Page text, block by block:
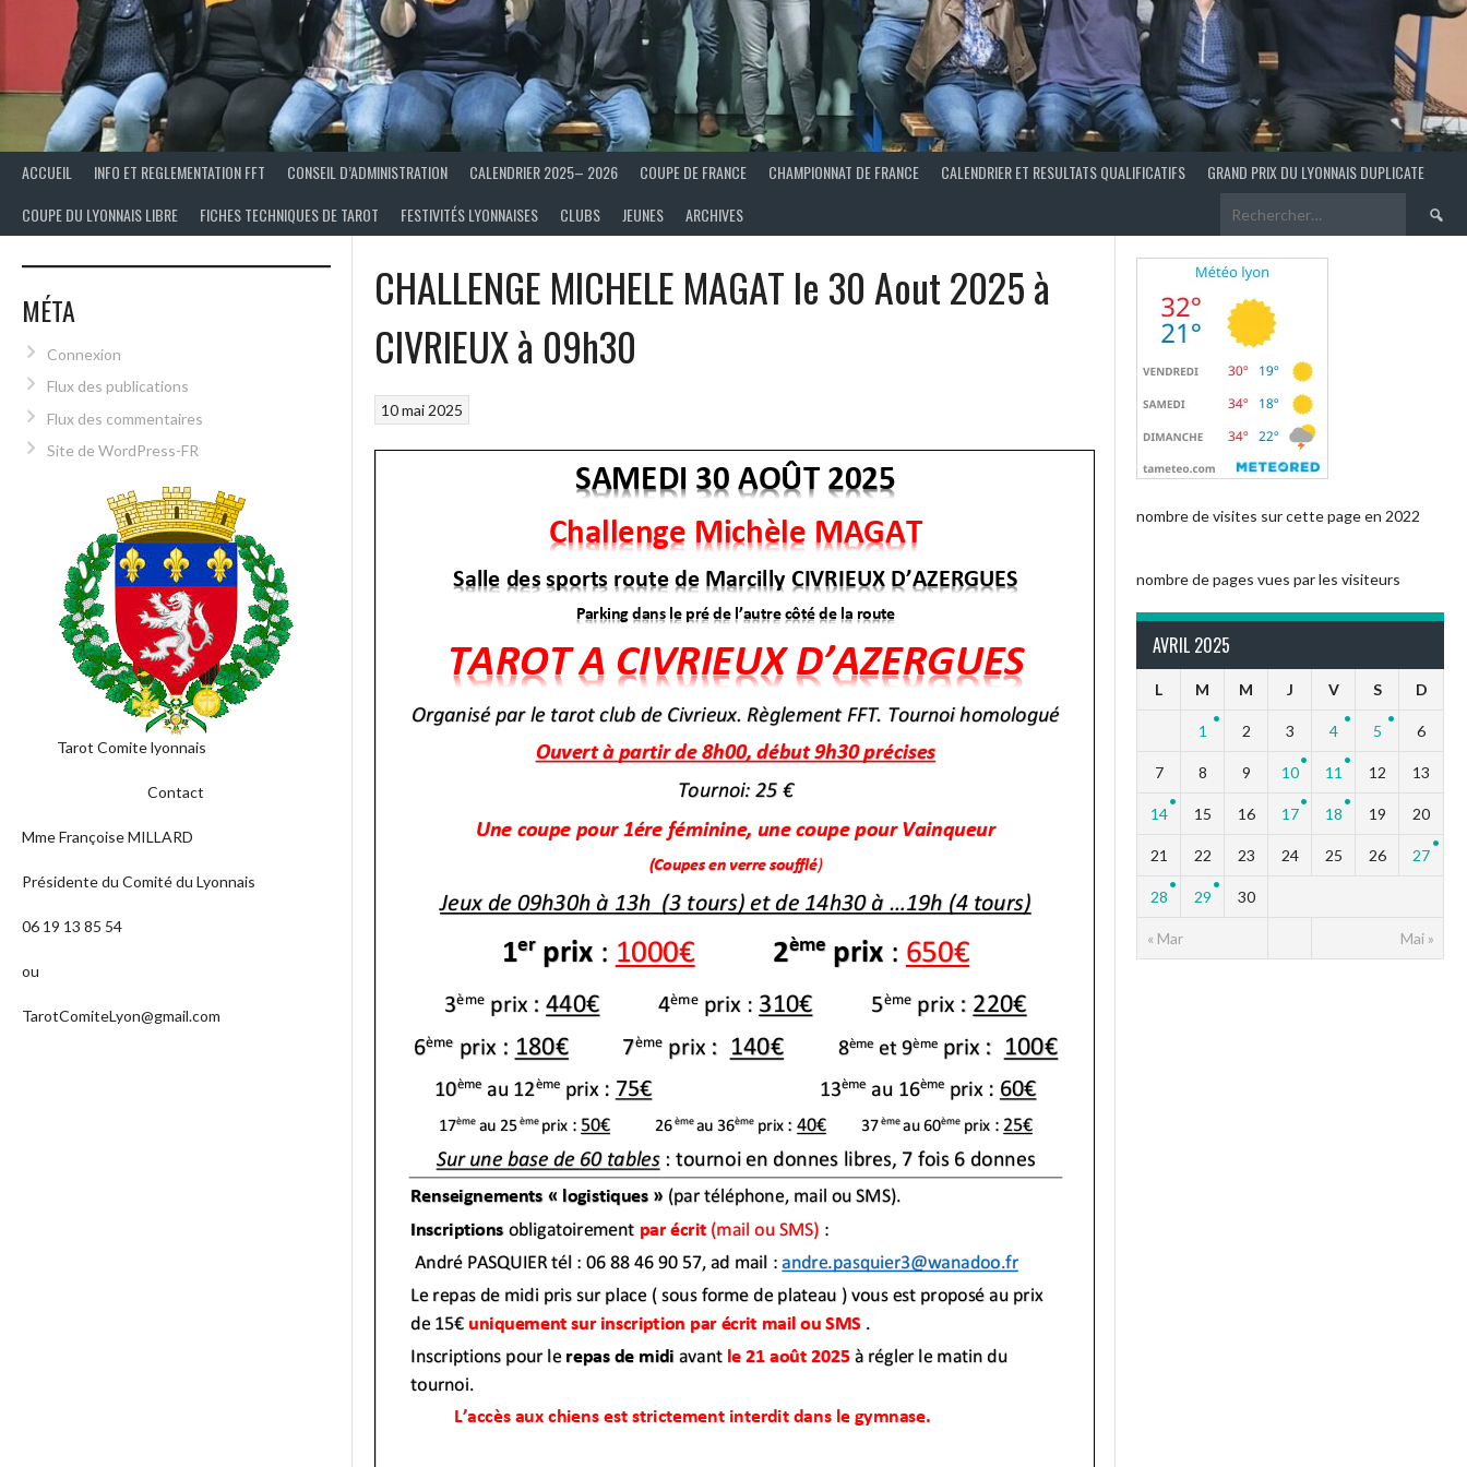
ACCUEIL INFO ET REGLEMENTATION FFT CONSEIL D’ADMINISTRATION CALENDRIER 2025– 2026 COUPE DE FRANCE CHAMPIONNAT DE FRANCE CALENDRIER ET RESULTATS QUALIFICATIFS
GRAND PRIX DU LYONNAIS DUPLICATE
COUPE DU LYONNAIS LIBRE
FICHES TECHNIQUES DE TAROT FESTIVITÉS LYONNAISES CLUBS JEUNES ARCHIVES
CHALLENGE MICHELE MAGAT le 30 Aout 2025 à
CIVRIEUX à 09h30
10 mai 2025
MÉTA
Connexion
Flux des publications
Flux des commentaires
Site de WordPress-FR
Tarot Comite lyonnais
Contact
Mme Françoise MILLARD
Présidente du Comité du Lyonnais
06 19 13 85 54
ou
TarotComiteLyon@gmail.com
nombre de visites sur cette page en 2022
nombre de pages vues par les visiteurs
AVRIL 2025
L M M J V S D
« Mar Mai »
1 2 3 4 5 6
7 8 9 10 11 12 13
14 15 16 17 18 19 20
21 22 23 24 25 26 27
28 29 30